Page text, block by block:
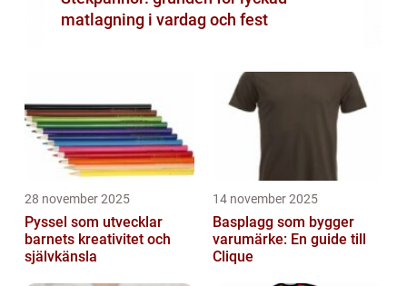
matlagning i vardag och fest
28 november 2025
Pyssel som utvecklar
barnets kreativitet och
självkänsla
14 november 2025
Basplagg som bygger
varumärke: En guide till
Clique